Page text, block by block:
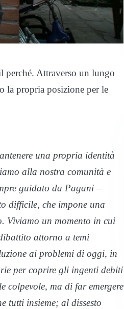
perché. Attraverso un lungo
la propria posizione per le
una propria identità
alla nostra comunità e
guidato da Pagani –
difficile, che impone una
Viviamo un momento in cui
attorno a temi
ai problemi di oggi, in
per coprire gli ingenti debiti
colpevole, ma di far emergere
tutti insieme; al dissesto